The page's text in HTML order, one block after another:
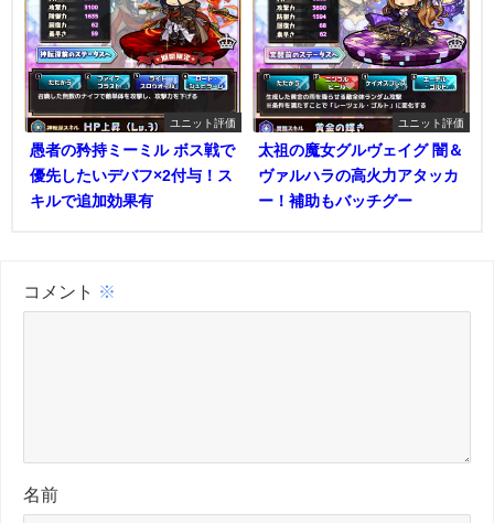
ユニット評価
愚者の矜持ミーミル ボス戦で
優先したいデバフ×2付与！ス
キルで追加効果有
ユニット評価
太祖の魔女グルヴェイグ 闇＆
ヴァルハラの高火力アタッカ
ー！補助もバッチグー
コメント ※
名前